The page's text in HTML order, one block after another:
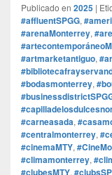
Publicado en 2025 |
#affluentSPGG,
#arenaMonterrey,
#artmarketantiguo,
#bodasmonterrey,
#carneasada,
#centralmonterrey,
#cinemaMTY,
#climamonterrey,
#clubesMTY,